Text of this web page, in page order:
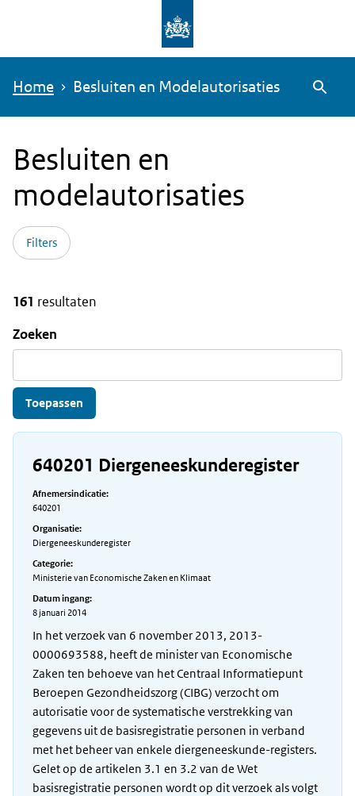
de
Home Besluiten en Modelautorisaties
Besluiten en
modelautorisaties
Filters
161 resultaten
Zoeken
640201 Diergeneeskunderegister
Afnemersindicatie:
640201
Organisatie:
Diergeneeskunderegister
Categorie:
Ministerie van Economische Zaken en Klimaat
Datum ingang:
8 januari 2014
In het verzoek van 6 november 2013, 2013-
0000693588, heeft de minister van Economische
Zaken ten behoeve van het Centraal Informatiepunt
Beroepen Gezondheidszorg (CIBG) verzocht om
autorisatie voor de systematische verstrekking van
gegevens uit de basisregistratie personen in verband
met het beheer van enkele diergeneeskunde-registers.
Gelet op de artikelen 3.1 en 3.2 van de Wet
basisregistratie personen wordt op dit verzoek als volgt